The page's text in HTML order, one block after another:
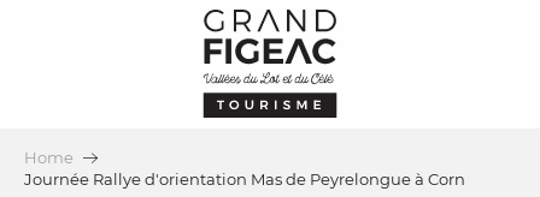
Home
Journée Rallye d'orientation Mas de Peyrelongue à Corn